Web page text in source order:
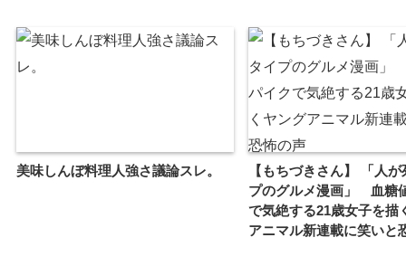
美味しんぼ料理人強さ議論スレ。
【もちづきさん】 「人
プのグルメ漫画」 血糖
で気絶する21歳女子を描
アニマル新連載に笑いと